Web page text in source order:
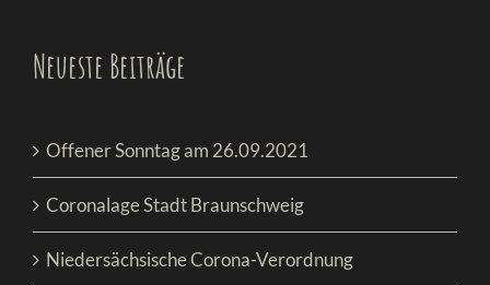
Neueste Beiträge
Offener Sonntag am 26.09.2021
Coronalage Stadt Braunschweig
Niedersächsische Corona-Verordnung